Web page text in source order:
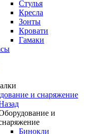
Стулья
Кресла
Зонты
Кровати
Гамаки
и снаряжение
и
Бинокли